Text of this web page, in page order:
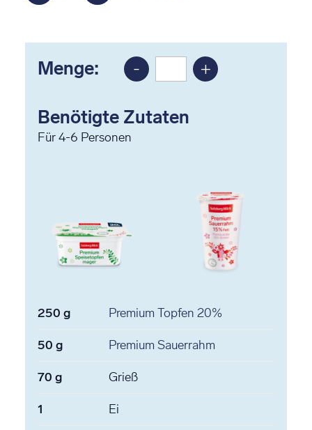
Menge:
Portion
-
Portion
+
Benötigte Zutaten
Für4-6 Personen
250 g Premium Topfen 20%
50 g Premium Sauerrahm
70 g Grieß
1 Ei